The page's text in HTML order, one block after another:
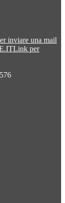
inviare una mail
Link per